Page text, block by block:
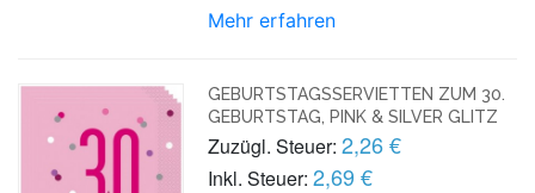
Mehr erfahren
GEBURTSTAGSSERVIETTEN ZUM 30.
GEBURTSTAG, PINK & SILVER GLITZ
Zuzügl. Steuer: 2,26 €
Inkl. Steuer: 2,69 €